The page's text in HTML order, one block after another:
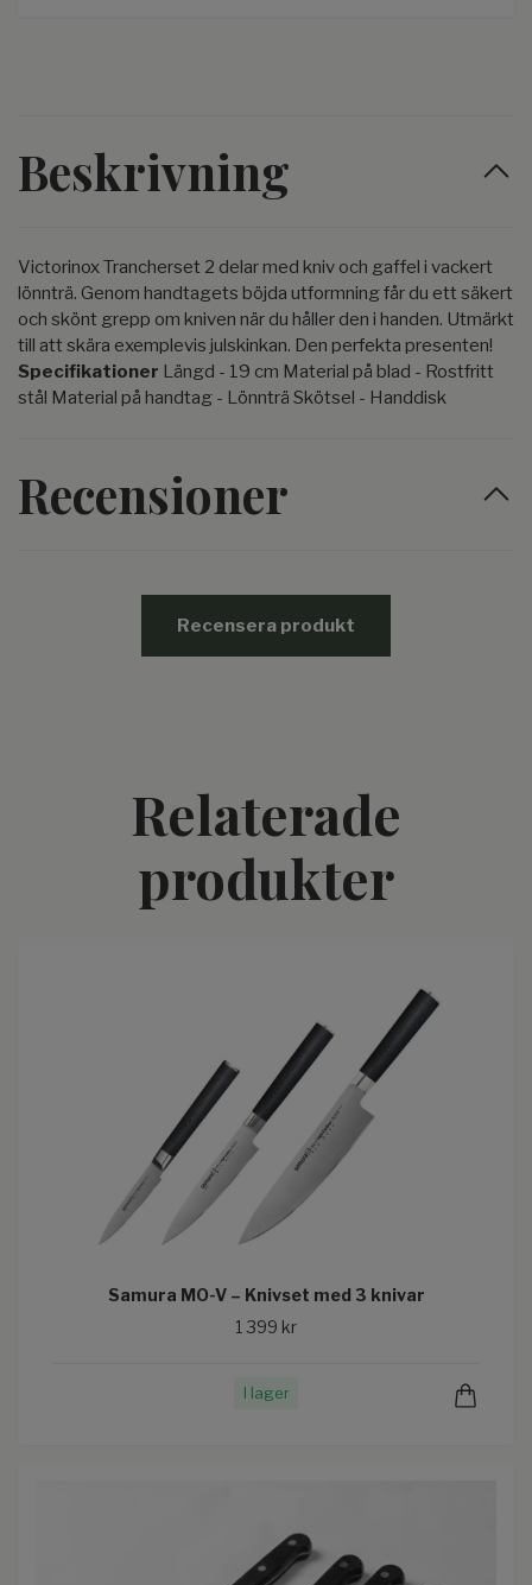
Beskrivning
Victorinox Trancherset 2 delar med kniv och gaffel i vackert
lönnträ. Genom handtagets böjda utformning får du ett säkert
och skönt grepp om kniven när du håller den i handen. Utmärkt
till att skära exemplevis julskinkan. Den perfekta presenten!
Specifikationer Längd - 19 cm Material på blad - Rostfritt
stål Material på handtag - Lönnträ Skötsel - Handdisk
Recensioner
Recensera produkt
Relaterade
produkter
Samura MO-V – Knivset med 3 knivar
1 399 kr
I lager